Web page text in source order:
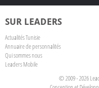
SUR LEADERS
Actualités Tunisie
Annuaire de personnalités
Qui sommes nous
Leaders Mobile
© 2009 - 2026